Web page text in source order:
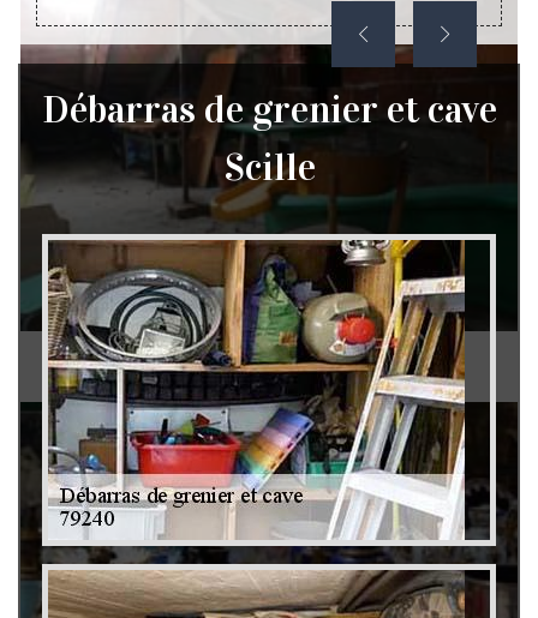
Débarras de grenier et cave 79
Débarras de grenier et cave
Scille